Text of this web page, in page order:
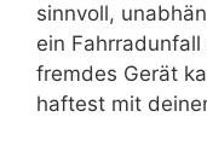
sinnvoll,
ein
fremdes Gerät
haftest mit